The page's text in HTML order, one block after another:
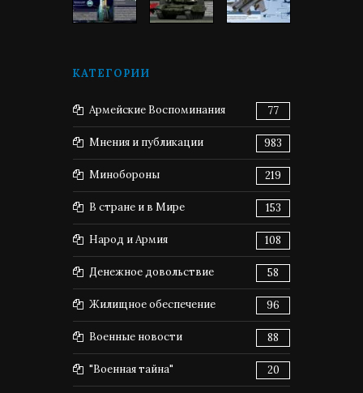
КАТЕГОРИИ
Армейские Воспоминания 77
Мнения и публикации 983
Минобороны 219
В стране и в Мире 153
Народ и Армия 108
Денежное довольствие 58
Жилищное обеспечение 96
Военные новости 88
"Военная тайна" 20